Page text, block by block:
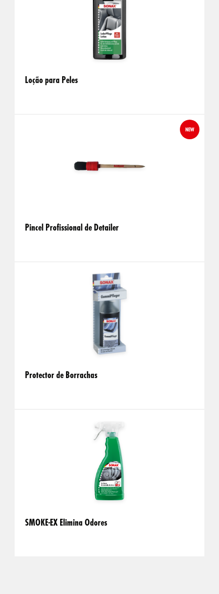
Loção para Peles
NEW
Pincel Profissional de Detailer
Protector de Borrachas
SMOKE-EX Elimina Odores